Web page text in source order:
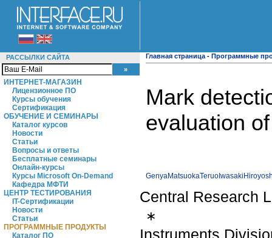
РАССЫЛКИ САЙТА
ИНТЕРНЕТ-МАГАЗИН
Лицензионное ПО
Курсы обучения
Сертификация
ОБУЧЕНИЕ И СЕМИНАРЫ
Каталог курсов
Новости
Статьи
Вопросы и ответы
Бесплатные семинары
Онлайн-курсы
Курсы Microsoft On-Demand
Кафедра МФТИ
ЦЕНТР ТЕСТИРОВАНИЯ
IT-Сертификации
Новости
Статьи
ПРОГРАММНЫЕ ПРОДУКТЫ
Каталог ПО
Главная страница - Программные
Mark
evaluation
GenyaMatsuokaTeruoIwasaki
Central Research
∗
Instruments